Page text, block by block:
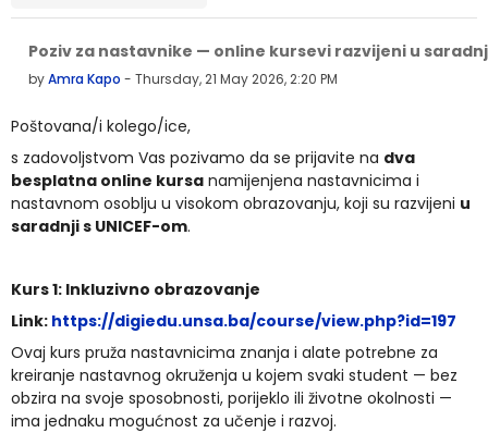
Poziv za nastavnike — online kursevi razvijeni u saradnji
byAmra Kapo - Thursday, 21 May 2026, 2:20 PM
Number of replies: 0
Poštovana/i kolego/ice,
s zadovoljstvom Vas pozivamo da se prijavite na dva
besplatna online kursa namijenjena nastavnicima i
nastavnom osoblju u visokom obrazovanju, koji su razvijeni u
saradnji s UNICEF-om.
Kurs 1: Inkluzivno obrazovanje
Link: https://digiedu.unsa.ba/course/view.php?id=197
Ovaj kurs pruža nastavnicima znanja i alate potrebne za
kreiranje nastavnog okruženja u kojem svaki student — bez
obzira na svoje sposobnosti, porijeklo ili životne okolnosti —
ima jednaku mogućnost za učenje i razvoj.